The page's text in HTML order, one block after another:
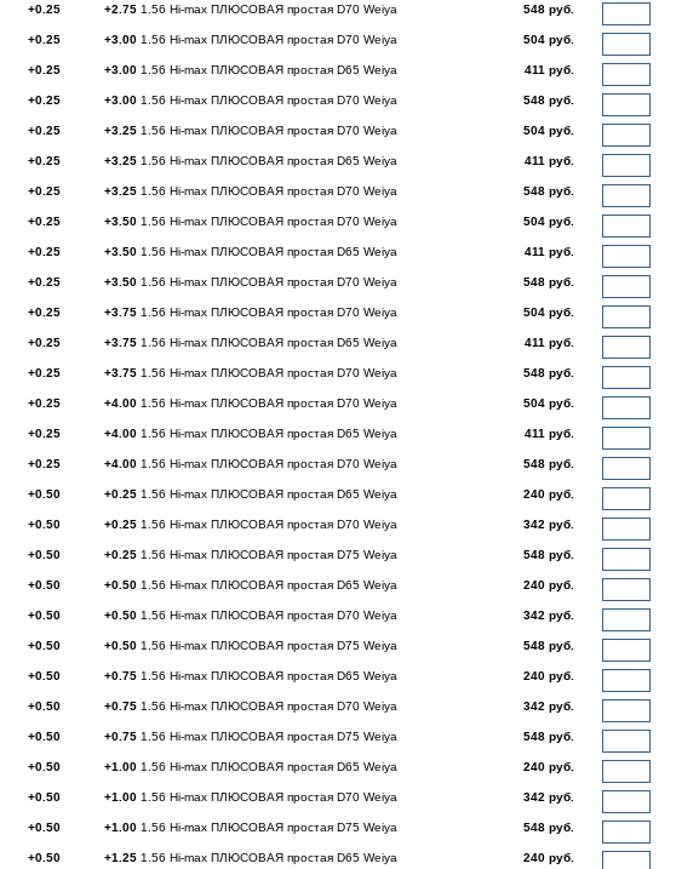
+0.25 +2.75 1.56 Hi-max ПЛЮСОВАЯ простая D70 Weiya 548 руб.
+0.25 +3.00 1.56 Hi-max ПЛЮСОВАЯ простая D70 Weiya 504 руб.
+0.25 +3.00 1.56 Hi-max ПЛЮСОВАЯ простая D65 Weiya 411 руб.
+0.25 +3.00 1.56 Hi-max ПЛЮСОВАЯ простая D70 Weiya 548 руб.
+0.25 +3.25 1.56 Hi-max ПЛЮСОВАЯ простая D70 Weiya 504 руб.
+0.25 +3.25 1.56 Hi-max ПЛЮСОВАЯ простая D65 Weiya 411 руб.
+0.25 +3.25 1.56 Hi-max ПЛЮСОВАЯ простая D70 Weiya 548 руб.
+0.25 +3.50 1.56 Hi-max ПЛЮСОВАЯ простая D70 Weiya 504 руб.
+0.25 +3.50 1.56 Hi-max ПЛЮСОВАЯ простая D65 Weiya 411 руб.
+0.25 +3.50 1.56 Hi-max ПЛЮСОВАЯ простая D70 Weiya 548 руб.
+0.25 +3.75 1.56 Hi-max ПЛЮСОВАЯ простая D70 Weiya 504 руб.
+0.25 +3.75 1.56 Hi-max ПЛЮСОВАЯ простая D65 Weiya 411 руб.
+0.25 +3.75 1.56 Hi-max ПЛЮСОВАЯ простая D70 Weiya 548 руб.
+0.25 +4.00 1.56 Hi-max ПЛЮСОВАЯ простая D70 Weiya 504 руб.
+0.25 +4.00 1.56 Hi-max ПЛЮСОВАЯ простая D65 Weiya 411 руб.
+0.25 +4.00 1.56 Hi-max ПЛЮСОВАЯ простая D70 Weiya 548 руб.
+0.50 +0.25 1.56 Hi-max ПЛЮСОВАЯ простая D65 Weiya 240 руб.
+0.50 +0.25 1.56 Hi-max ПЛЮСОВАЯ простая D70 Weiya 342 руб.
+0.50 +0.25 1.56 Hi-max ПЛЮСОВАЯ простая D75 Weiya 548 руб.
+0.50 +0.50 1.56 Hi-max ПЛЮСОВАЯ простая D65 Weiya 240 руб.
+0.50 +0.50 1.56 Hi-max ПЛЮСОВАЯ простая D70 Weiya 342 руб.
+0.50 +0.50 1.56 Hi-max ПЛЮСОВАЯ простая D75 Weiya 548 руб.
+0.50 +0.75 1.56 Hi-max ПЛЮСОВАЯ простая D65 Weiya 240 руб.
+0.50 +0.75 1.56 Hi-max ПЛЮСОВАЯ простая D70 Weiya 342 руб.
+0.50 +0.75 1.56 Hi-max ПЛЮСОВАЯ простая D75 Weiya 548 руб.
+0.50 +1.00 1.56 Hi-max ПЛЮСОВАЯ простая D65 Weiya 240 руб.
+0.50 +1.00 1.56 Hi-max ПЛЮСОВАЯ простая D70 Weiya 342 руб.
+0.50 +1.00 1.56 Hi-max ПЛЮСОВАЯ простая D75 Weiya 548 руб.
+0.50 +1.25 1.56 Hi-max ПЛЮСОВАЯ простая D65 Weiya 240 руб.